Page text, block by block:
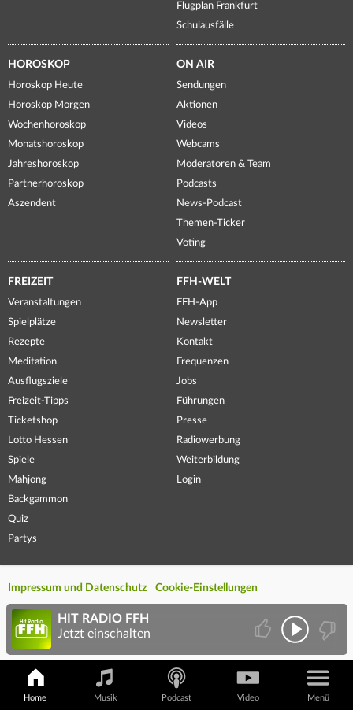
Flugplan Frankfurt
Schulausfälle
HOROSKOP
Horoskop Heute
Horoskop Morgen
Wochenhoroskop
Monatshoroskop
Jahreshoroskop
Partnerhoroskop
Aszendent
ON AIR
Sendungen
Aktionen
Videos
Webcams
Moderatoren & Team
Podcasts
News-Podcast
Themen-Ticker
Voting
FREIZEIT
Veranstaltungen
Spielplätze
Rezepte
Meditation
Ausflugsziele
Freizeit-Tipps
Ticketshop
Lotto Hessen
Spiele
Mahjong
Backgammon
Quiz
Partys
FFH-WELT
FFH-App
Newsletter
Kontakt
Frequenzen
Jobs
Führungen
Presse
Radiowerbung
Weiterbildung
Login
Impressum und Datenschutz Cookie-Einstellungen
Home Musik Podcast Video Menü
HIT RADIO FFH
Jetzt einschalten